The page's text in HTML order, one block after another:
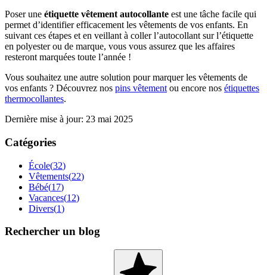
Poser une étiquette vêtement autocollante est une tâche facile qui
permet d’identifier efficacement les vêtements de vos enfants. En
suivant ces étapes et en veillant à coller l’autocollant sur l’étiquette
en polyester ou de marque, vous vous assurez que les affaires
resteront marquées toute l’année !
Vous souhaitez une autre solution pour marquer les vêtements de
vos enfants ? Découvrez nos pins vêtement ou encore nos étiquettes
thermocollantes.
Dernière mise à jour: 23 mai 2025
Catégories
École(32)
Vêtements(22)
Bébé(17)
Vacances(12)
Divers(1)
Rechercher un blog